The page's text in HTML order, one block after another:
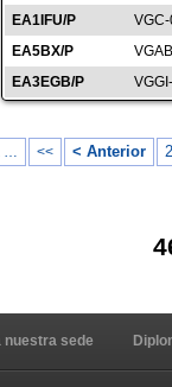
EA1IFU/P
EA5BX/P
EA3EGB/P
… << < Anterior
nuestra sede